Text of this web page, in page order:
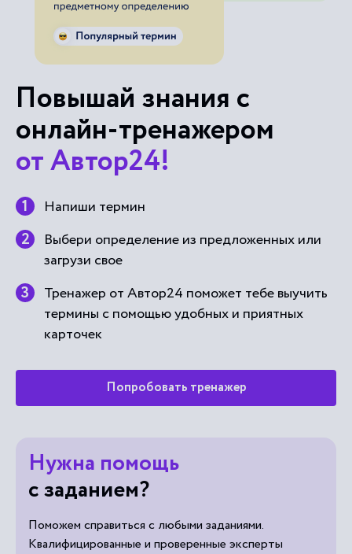
Повышай знания с
онлайн-тренажером
от Автор24!
Напиши термин
Выбери определение из предложенных или
загрузи свое
Тренажер от Автор24 поможет тебе выучить
термины с помощью удобных и приятных
карточек
Попробовать тренажер
Нужна помощь
с заданием?
Поможем справиться с любыми заданиями.
Квалифицированные и проверенные эксперты